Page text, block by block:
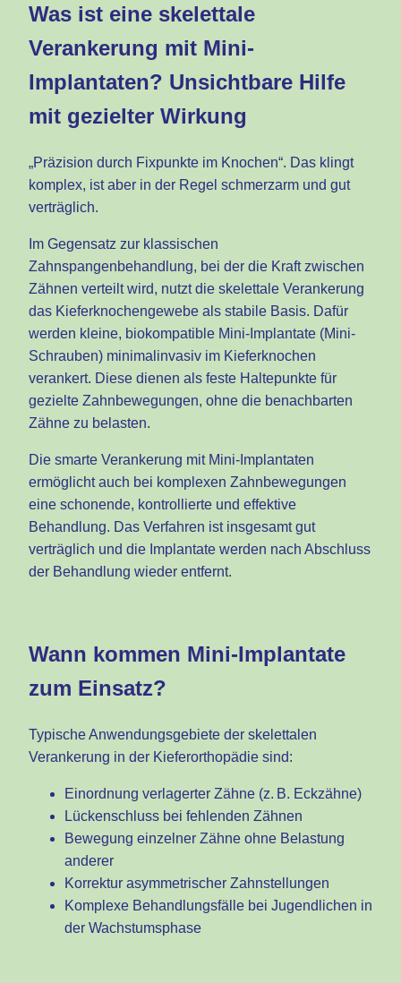
Was ist eine skelettale
Verankerung mit Mini-
Implantaten? Unsichtbare Hilfe
mit gezielter Wirkung
„Präzision durch Fixpunkte im Knochen“. Das klingt
komplex, ist aber in der Regel schmerzarm und gut
verträglich.
Im Gegensatz zur klassischen
Zahnspangenbehandlung, bei der die Kraft zwischen
Zähnen verteilt wird, nutzt die skelettale Verankerung
das Kieferknochengewebe als stabile Basis. Dafür
werden kleine, biokompatible Mini-Implantate (Mini-
Schrauben) minimalinvasiv im Kieferknochen
verankert. Diese dienen als feste Haltepunkte für
gezielte Zahnbewegungen, ohne die benachbarten
Zähne zu belasten.
Die smarte Verankerung mit Mini-Implantaten
ermöglicht auch bei komplexen Zahnbewegungen
eine schonende, kontrollierte und effektive
Behandlung. Das Verfahren ist insgesamt gut
verträglich und die Implantate werden nach Abschluss
der Behandlung wieder entfernt.
Wann kommen Mini-Implantate
zum Einsatz?
Typische Anwendungsgebiete der skelettalen
Verankerung in der Kieferorthopädie sind:
Einordnung verlagerter Zähne (z. B. Eckzähne)
Lückenschluss bei fehlenden Zähnen
Bewegung einzelner Zähne ohne Belastung
anderer
Korrektur asymmetrischer Zahnstellungen
Komplexe Behandlungsfälle bei Jugendlichen in
der Wachstumsphase